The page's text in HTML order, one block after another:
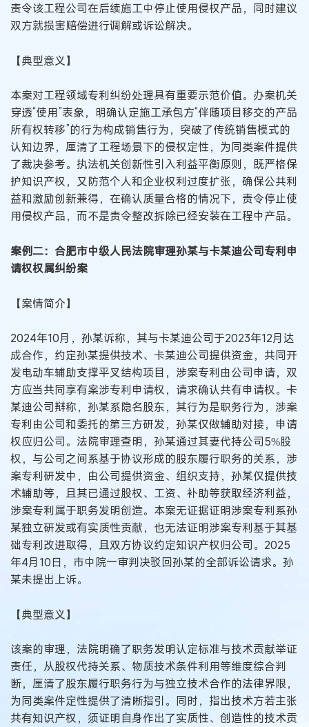
责令该工程公司在后续施工中停止使用侵权产品，同时建议
双方就损害赔偿进行调解或诉讼解决。
【典型意义】
本案对工程领域专利纠纷处理具有重要示范价值。办案机关
穿透“使用”表象，明确认定施工承包方“伴随项目移交的产品
所有权转移”的行为构成销售行为，突破了传统销售模式的
认知边界，厘清了工程场景下的侵权定性，为同类案件提供
了裁决参考。执法机关创新性引入利益平衡原则，既严格保
护知识产权，又防范个人和企业权利过度扩张，确保公共利
益和激励创新兼得，在确认质量合格的情况下，责令停止使
用侵权产品，而不是责令整改拆除已经安装在工程中产品。
案例二：合肥市中级人民法院审理孙某与卡某迪公司专利申
请权权属纠纷案
【案情简介】
2024年10月，孙某诉称，其与卡某迪公司于2023年12月达
成合作，约定孙某提供技术、卡某迪公司提供资金，共同开
发电动车辅助支撑平叉结构项目，涉案专利由公司申请，双
方应当共同享有案涉专利申请权，请求确认共有申请权。卡
某迪公司辩称，孙某系隐名股东，其行为是职务行为，涉案
专利由公司和委托的第三方研发，孙某仅做辅助对接，申请
权应归公司。法院审理查明，孙某通过其妻代持公司5%股
权，与公司之间系基于协议形成的股东履行职务的关系，涉
案专利研发中，由公司提供资金、组织支持，孙某仅提供技
术辅助等，且其已通过股权、工资、补助等获取经济利益，
涉案专利属于职务发明创造。本案无证据证明涉案专利系孙
某独立研发或有实质性贡献，也无法证明涉案专利基于其基
础专利改进取得，且双方协议约定知识产权归公司。2025
年4月10日，市中院一审判决驳回孙某的全部诉讼请求。孙
某未提出上诉。
【典型意义】
该案的审理，法院明确了职务发明认定标准与技术贡献举证
责任，从股权代持关系、物质技术条件利用等维度综合判
断，厘清了股东履行职务行为与独立技术合作的法律界限，
为同类案件定性提供了清晰指引。同时，指出技术方若主张
共有知识产权，须证明自身作出了实质性、创造性的技术贡